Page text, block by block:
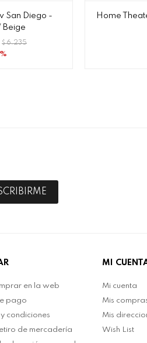
San Diego -
Beige
$ 6.235
Home
en la web
pago
condiciones
de mercadería
MI
Mi cuenta
Mis
Mis
Wish List